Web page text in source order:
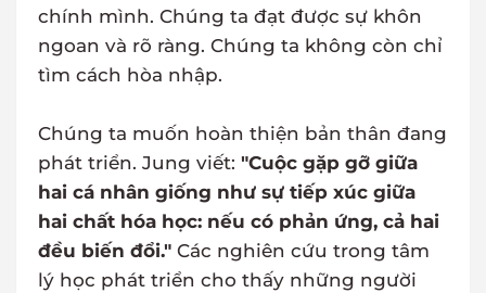
chính mình. Chúng ta đạt được sự khôn
ngoan và rõ ràng. Chúng ta không còn chỉ
tìm cách hòa nhập.
Chúng ta muốn hoàn thiện bản thân đang
phát triển. Jung viết: "Cuộc gặp gỡ giữa
hai cá nhân giống như sự tiếp xúc giữa
hai chất hóa học: nếu có phản ứng, cả hai
đều biến đổi." Các nghiên cứu trong tâm
lý học phát triển cho thấy những người